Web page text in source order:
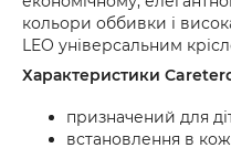
кольори оббивки і
LEO універсальним
Характеристики
призначений для
встановлення в